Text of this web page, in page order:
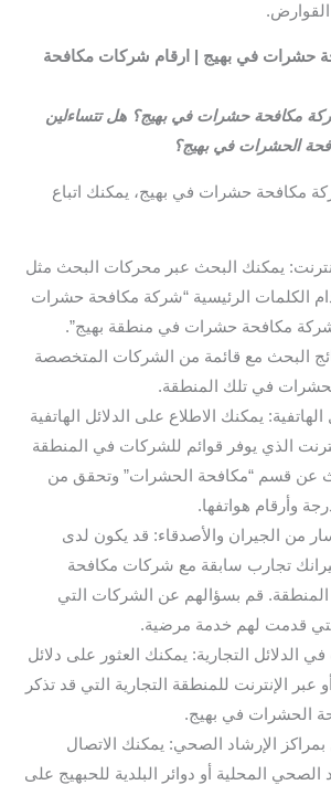
حشرات في بهيج | ارقام شركات مكافحة
مكافحة حشرات في بهيج؟ هل تتساءلين
الحشرات في بهيج؟
مكافحة حشرات في بهيج، يمكنك اتباع
يمكنك البحث عبر محركات البحث مثل
الكلمات الرئيسية “شركة مكافحة حشرات
مكافحة حشرات في منطقة بهيج”.
البحث مع قائمة من الشركات المتخصصة
في تلك المنطقة.
يمكنك الاطلاع على الدلائل الهاتفية
الذي يوفر قوائم للشركات في المنطقة
عن قسم “مكافحة الحشرات” وتحقق من
وأرقام هواتفها.
من الجيران والأصدقاء: قد يكون لدى
تجارب سابقة مع شركات مكافحة
قم بسؤالهم عن الشركات التي
قدمت لهم خدمة مرضية.
الدلائل التجارية: يمكنك العثور على دلائل
عبر الإنترنت للمنطقة التجارية التي قد تذكر
الحشرات في بهيج.
بمراكز الإرشاد الصحي: يمكنك الاتصال
الصحي المحلية أو دوائر البلدية للحبهيج على